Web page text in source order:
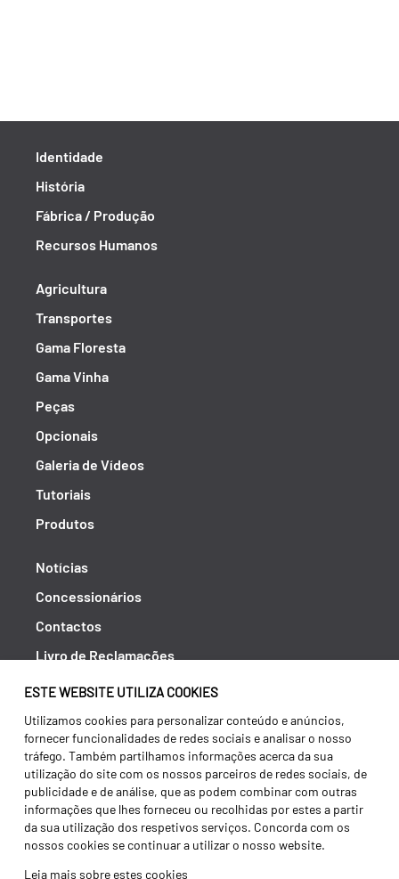
ESTE WEBSITE UTILIZA COOKIES
Utilizamos cookies para personalizar conteúdo e anúncios,
fornecer funcionalidades de redes sociais e analisar o nosso
tráfego. Também partilhamos informações acerca da sua
utilização do site com os nossos parceiros de redes sociais, de
publicidade e de análise, que as podem combinar com outras
informações que lhes forneceu ou recolhidas por estes a partir
da sua utilização dos respetivos serviços. Concorda com os
nossos cookies se continuar a utilizar o nosso website.
Leia mais sobre estes cookies
Identidade
História
Fábrica / Produção
Recursos Humanos
Agricultura
Transportes
Gama Floresta
Gama Vinha
Peças
Opcionais
Galeria de Vídeos
Tutoriais
Produtos
Notícias
Concessionários
Contactos
Livro de Reclamações
Política de Privacidade
Canal de Denúncias (RGPC)
Termos e condições